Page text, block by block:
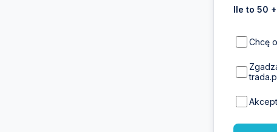
Ile to 50
Chcę